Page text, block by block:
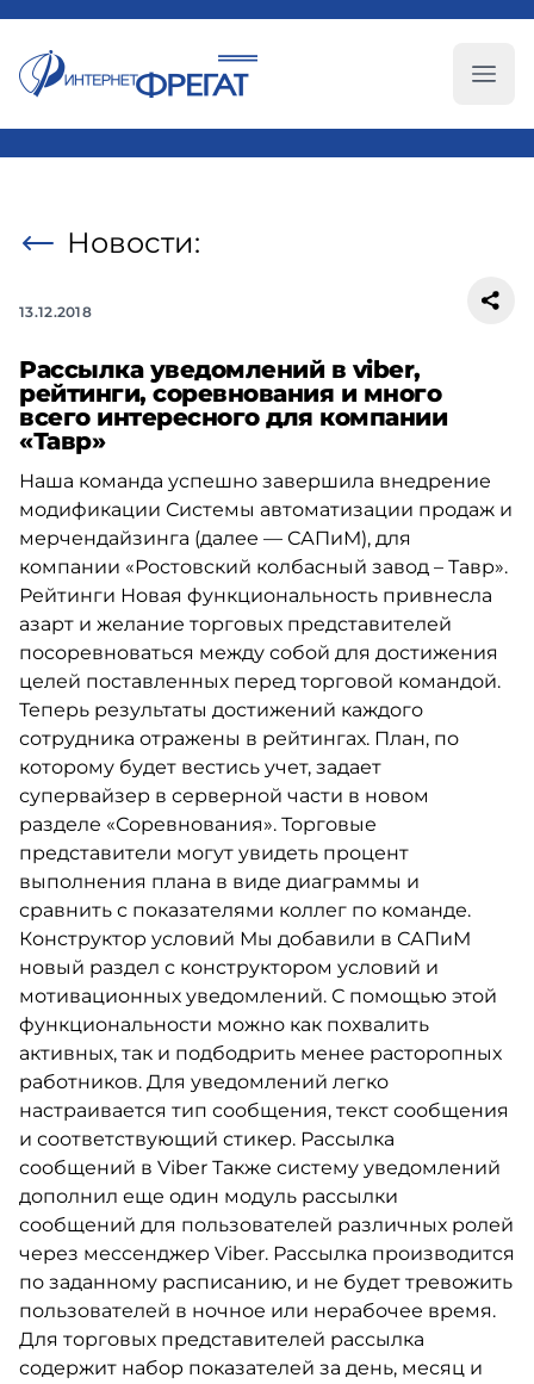
Новости:
13.12.2018
Рассылка уведомлений в viber,
рейтинги, соревнования и много
всего интересного для компании
«Тавр»
Наша команда успешно завершила внедрение
модификации Системы автоматизации продаж и
мерчендайзинга (далее — САПиМ), для
компании «Ростовский колбасный завод – Тавр».
Рейтинги Новая функциональность привнесла
азарт и желание торговых представителей
посоревноваться между собой для достижения
целей поставленных перед торговой командой.
Теперь результаты достижений каждого
сотрудника отражены в рейтингах. План, по
которому будет вестись учет, задает
супервайзер в серверной части в новом
разделе «Соревнования». Торговые
представители могут увидеть процент
выполнения плана в виде диаграммы и
сравнить с показателями коллег по команде.
Конструктор условий Мы добавили в САПиМ
новый раздел с конструктором условий и
мотивационных уведомлений. С помощью этой
функциональности можно как похвалить
активных, так и подбодрить менее расторопных
работников. Для уведомлений легко
настраивается тип сообщения, текст сообщения
и соответствующий стикер. Рассылка
сообщений в Viber Также систему уведомлений
дополнил еще один модуль рассылки
сообщений для пользователей различных ролей
через мессенджер Viber. Рассылка производится
по заданному расписанию, и не будет тревожить
пользователей в ночное или нерабочее время.
Для торговых представителей рассылка
содержит набор показателей за день, месяц и